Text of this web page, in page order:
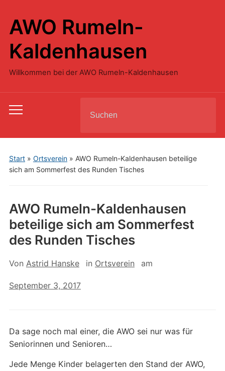
AWO Rumeln-
Kaldenhausen
Willkommen bei der AWO Rumeln-Kaldenhausen
Toggle
menu
for:
Start» Ortsverein» AWO Rumeln-Kaldenhausen beteilige
sich am Sommerfest des Runden Tisches
AWO Rumeln-Kaldenhausen
beteilige sich am Sommerfest
des Runden Tisches
Von Astrid Hanske in Ortsverein am
September 3, 2017
Da sage noch mal einer, die AWO sei nur was für
Seniorinnen und Senioren…
Jede Menge Kinder belagerten den Stand der AWO,